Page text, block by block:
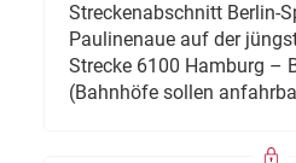
Streckenabschnitt Berlin-
Paulinenaue auf der
Strecke 6100 Hamburg –
(Bahnhöfe sollen